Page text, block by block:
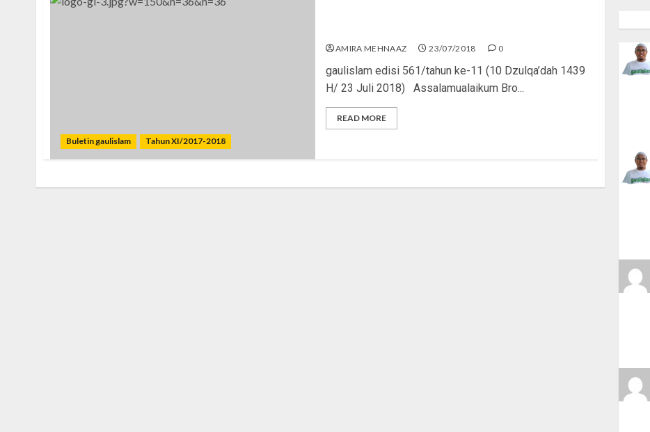
Buletin gaulislam Tahun XI/2017-2018
AMIRA MEHNAAZ 23/07/2018 0
gaulislam edisi 561/tahun ke-11 (10 Dzulqa’dah 1439
H/ 23 Juli 2018) Assalamualaikum Bro...
READ MORE